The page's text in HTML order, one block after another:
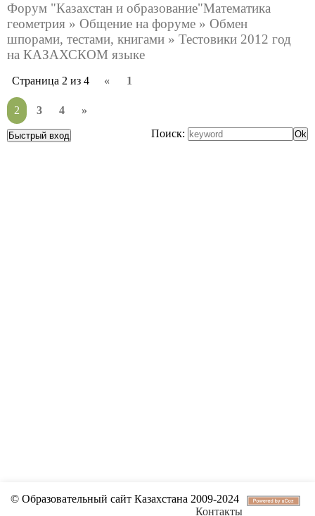
Форум "Казахстан и образование"Математика
геометрия » Общение на форуме » Обмен
шпорами, тестами, книгами » Тестовики 2012 год
на КАЗАХСКОМ языке
Страница 2 из 4 « 1
2 3 4
»
Поиск:
© Образовательный сайт Казахстана 2009-2024
Контакты